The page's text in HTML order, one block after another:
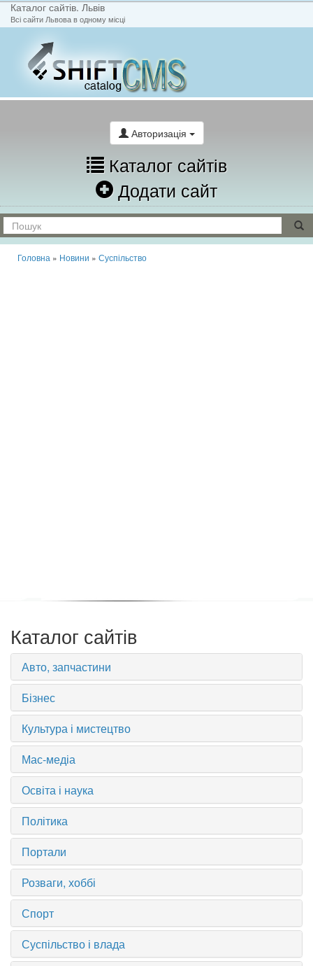
Каталог сайтів. Львів
Всі сайти Львова в одному місці
Авторизація
Каталог сайтів
Додати сайт
Головна » Новини » Суспільство
Каталог сайтів
Авто, запчастини
Бізнес
Культура і мистецтво
Мас-медіа
Освіта і наука
Політика
Портали
Розваги, хоббі
Спорт
Суспільство і влада